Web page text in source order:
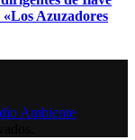
Azuzadores
Ambiente